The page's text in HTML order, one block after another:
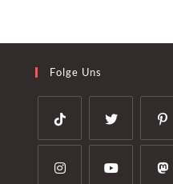
Folge Uns